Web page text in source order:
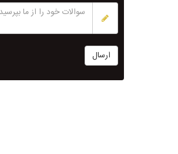
ارسال